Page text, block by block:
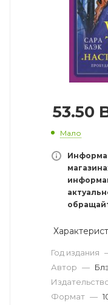
53.50
Мало
Год издания
Автор —
Формат —